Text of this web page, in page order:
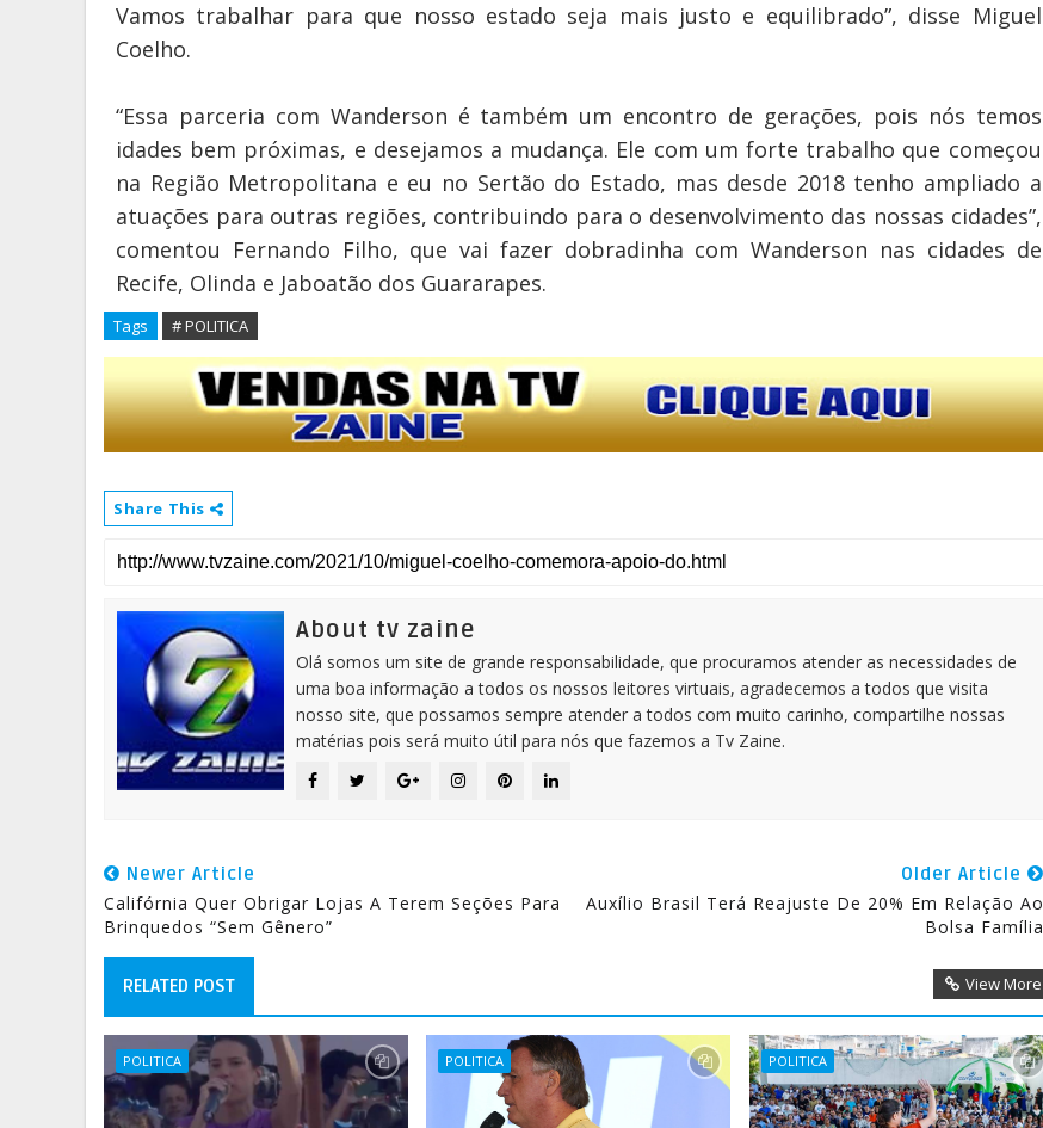
Vamos trabalhar para que nosso estado seja mais justo e equilibrado”, disse Miguel
Coelho.
“Essa parceria com Wanderson é também um encontro de gerações, pois nós temos
idades bem próximas, e desejamos a mudança. Ele com um forte trabalho que começou
na Região Metropolitana e eu no Sertão do Estado, mas desde 2018 tenho ampliado a
atuações para outras regiões, contribuindo para o desenvolvimento das nossas cidades”,
comentou Fernando Filho, que vai fazer dobradinha com Wanderson nas cidades de
Recife, Olinda e Jaboatão dos Guararapes.
Tags # POLITICA
Share This
About tv zaine
Olá somos um site de grande responsabilidade, que procuramos atender as necessidades de
uma boa informação a todos os nossos leitores virtuais, agradecemos a todos que visita
nosso site, que possamos sempre atender a todos com muito carinho, compartilhe nossas
matérias pois será muito útil para nós que fazemos a Tv Zaine.
Newer Article
Califórnia Quer Obrigar Lojas A Terem Seções Para
Brinquedos “sem Gênero”
Older Article
Auxílio Brasil Terá Reajuste De 20% Em Relação Ao
Bolsa Família
RELATED POST View More
POLITICA POLITICA POLITICA